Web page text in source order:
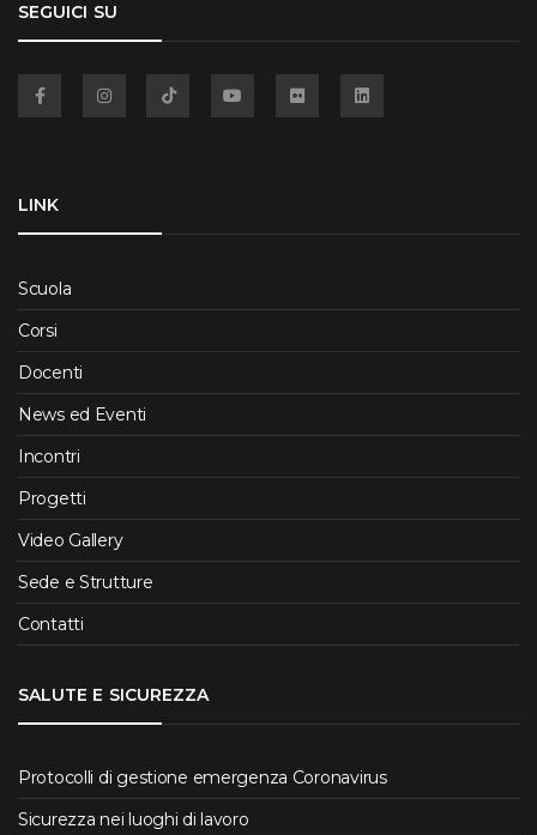
SEGUICI SU
LINK
Scuola
Corsi
Docenti
News ed Eventi
Incontri
Progetti
Video Gallery
Sede e Strutture
Contatti
SALUTE E SICUREZZA
Protocolli di gestione emergenza Coronavirus
Sicurezza nei luoghi di lavoro